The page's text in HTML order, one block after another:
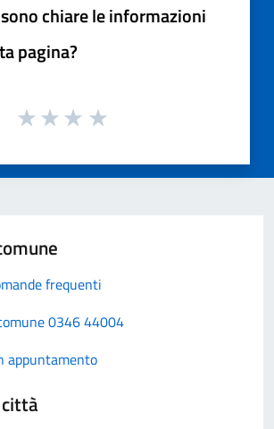
chiare le informazioni
pagina?
frequenti
0346 44004
appuntamento